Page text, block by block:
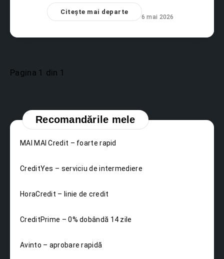
Citește mai departe
6 mai 2026
Pagina 1 din 1
Recomandările mele
MAI MAI Credit – foarte rapid
CreditYes – serviciu de intermediere
HoraCredit – linie de credit
CreditPrime – 0% dobândă 14 zile
Avinto – aprobare rapidă